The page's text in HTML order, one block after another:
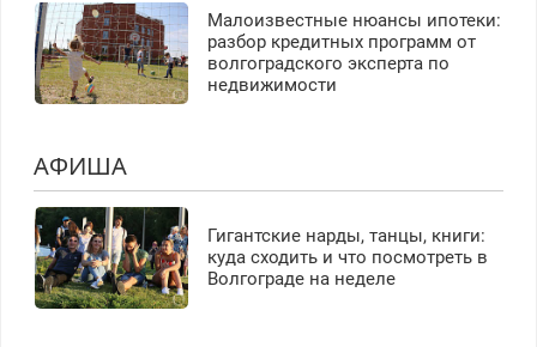
Малоизвестные нюансы ипотеки:
разбор кредитных программ от
волгоградского эксперта по
недвижимости
АФИША
Гигантские нарды, танцы, книги:
куда сходить и что посмотреть в
Волгограде на неделе